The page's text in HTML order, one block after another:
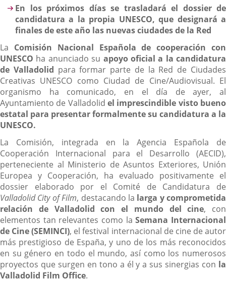
Descripción
En los próximos días se trasladará el dossier de
candidatura a la propia UNESCO, que designará a
finales de este año las nuevas ciudades de la Red
La Comisión Nacional Española de cooperación con
UNESCO ha anunciado su apoyo oficial a la candidatura
de Valladolid para formar parte de la Red de Ciudades
Creativas UNESCO como Ciudad de Cine/Audiovisual. El
organismo ha comunicado, en el día de ayer, al
Ayuntamiento de Valladolid el imprescindible visto bueno
estatal para presentar formalmente su candidatura a la
UNESCO.
La Comisión, integrada en la Agencia Española de
Cooperación Internacional para el Desarrollo (AECID),
perteneciente al Ministerio de Asuntos Exteriores, Unión
Europea y Cooperación, ha evaluado positivamente el
dossier elaborado por el Comité de Candidatura de
Valladolid City of Film, destacando la larga y comprometida
relación de Valladolid con el mundo del cine, con
elementos tan relevantes como laSemana Internacional
de Cine (SEMINCI), el festival internacional de cine de autor
más prestigioso de España, y uno de los más reconocidos
en su género en todo el mundo, así como los numerosos
proyectos que surgen en tono a él y a sus sinergias con la
Valladolid Film Office.